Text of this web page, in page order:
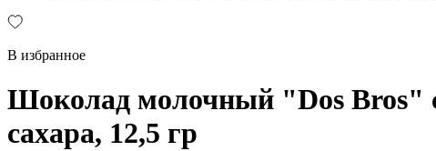
В избранное
Шоколад молочный "Dos Bros" с
сахара, 12,5 гр